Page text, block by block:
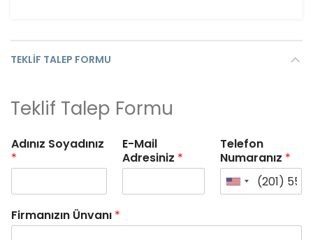
TEKLIF TALEP FORMU
Teklif Talep Formu
Adınız Soyadınız
*
E-Mail
Adresiniz *
Telefon
Numaranız *
Firmanızın Ünvanı *